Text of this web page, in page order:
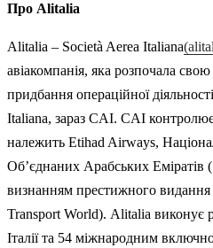
Про Alitalia
Alitalia – Società Aerea Italiana
авіакомпанія, яка розпочала свою
придбання операційної
Italiana, зараз CAI. CAI
належить Etihad Airways,
Об’єднаних Арабських Еміратів
визнанням престижного видання
Transport World). Alitalia виконує
Італії та 54 міжнародним